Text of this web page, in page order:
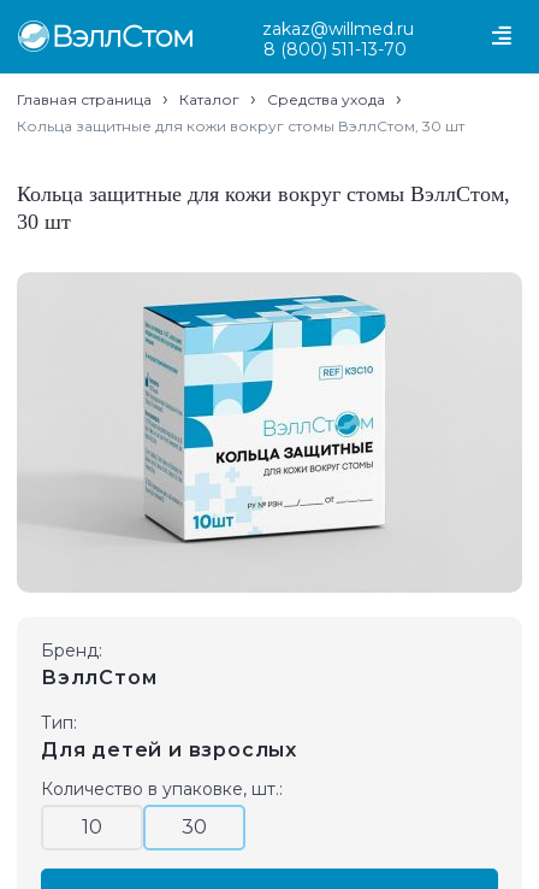
zakaz@willmed.ru
8 (800) 511-13-70
Главная страница › Каталог › Средства ухода ›
Кольца защитные для кожи вокруг стомы ВэллСтом, 30 шт
Кольца защитные для кожи вокруг стомы ВэллСтом,
30 шт
Бренд:
ВэллСтом
Тип:
Для детей и взрослых
Количество в упаковке, шт.:
10 30